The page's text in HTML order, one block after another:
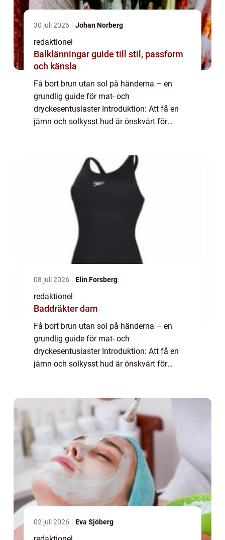
30 juli 2026 Johan Norberg
redaktionel
Balklänningar guide till stil, passform
och känsla
Få bort brun utan sol på händerna – en
grundlig guide för mat- och
dryckesentusiaster Introduktion: Att få en
jämn och solkysst hud är önskvärt för
händerna. I denna art...
08 juli 2026 Elin Forsberg
redaktionel
Baddräkter dam
Få bort brun utan sol på händerna – en
grundlig guide för mat- och
dryckesentusiaster Introduktion: Att få en
jämn och solkysst hud är önskvärt för
händerna. I denna art...
02 juli 2026 Eva Sjöberg